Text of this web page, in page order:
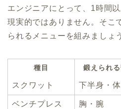
エンジニアにとって、1時間
現実的ではありません。そこ
られるメニューを組みましょ
種目 鍛えられ
スクワット 下半身・
ベンチプレス 胸・腕